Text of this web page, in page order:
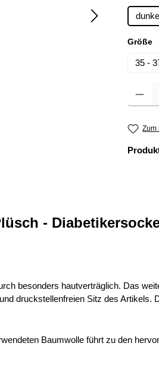
Größe
35 -
Produkt
Zum
-
besonders hautverträglich. Das
druckstellenfreien Sitz des Artikels.
Baumwolle führt zu den